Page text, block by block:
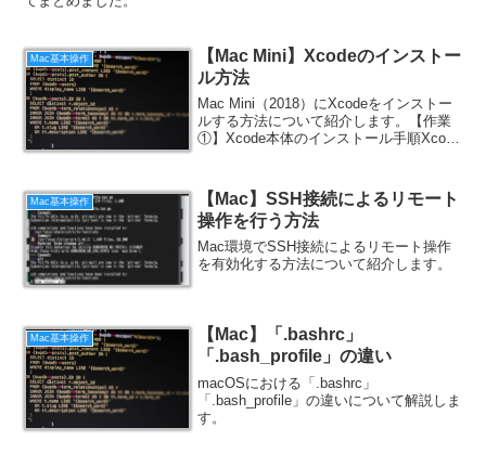
Mac基本操作
【Mac Mini】Xcodeのインストー
ル方法
Mac Mini（2018）にXcodeをインストー
ルする方法について紹介します。【作業
①】Xcode本体のインストール手順Xcode
スしま...
Mac基本操作
【Mac】SSH接続によるリモート
操作を行う方法
Mac環境でSSH接続によるリモート操作
を有効化する方法について紹介します。
Mac基本操作
【Mac】「.bashrc」
「.bash_profile」の違い
macOSにおける「.bashrc」
「.bash_profile」の違いについて解説しま
す。